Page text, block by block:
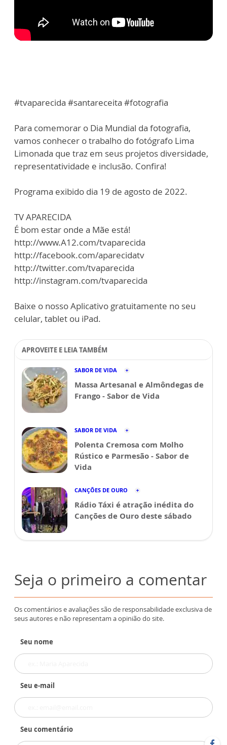
#tvaparecida #santareceita #fotografia
Para comemorar o Dia Mundial da fotografia,
vamos conhecer o trabalho do fotógrafo Lima
Limonada que traz em seus projetos diversidade,
representatividade e inclusão. Confira!
Programa exibido dia 19 de agosto de 2022.
TV APARECIDA
É bom estar onde a Mãe está!
http://www.A12.com/tvaparecida
http://facebook.com/aparecidatv
http://twitter.com/tvaparecida
http://instagram.com/tvaparecida
Baixe o nosso Aplicativo gratuitamente no seu
celular, tablet ou iPad.
APROVEITE E LEIA TAMBÉM
SABOR DE VIDA
Massa Artesanal e Almôndegas de
Frango - Sabor de Vida
SABOR DE VIDA
Polenta Cremosa com Molho
Rústico e Parmesão - Sabor de
Vida
CANÇÕES DE OURO
Rádio Táxi é atração inédita do
Canções de Ouro deste sábado
Seja o primeiro a comentar
Os comentários e avaliações são de responsabilidade exclusiva de
seus autores e não representam a opinião do site.
Seu nome
Seu e-mail
Seu comentário